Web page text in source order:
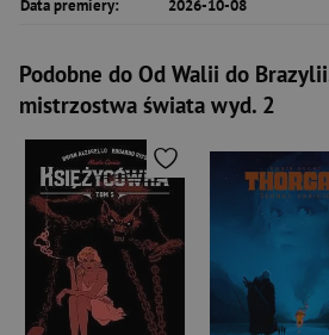
Data premiery:
2026-10-08
Podobne do Od Walii do
mistrzostwa świata wyd. 2